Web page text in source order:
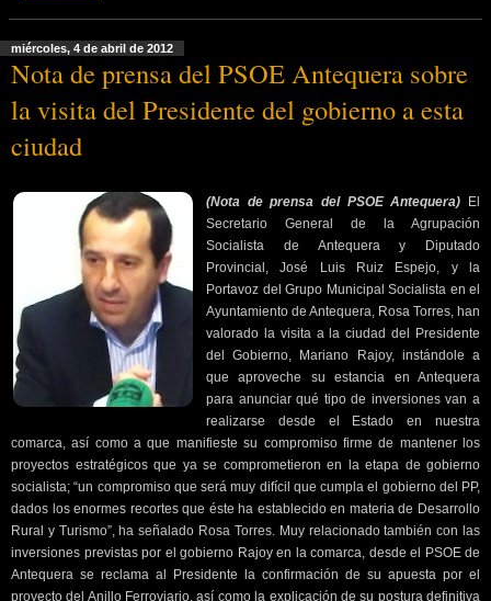
miércoles, 4 de abril de 2012
Nota de prensa del PSOE Antequera sobre
la visita del Presidente del gobierno a esta
ciudad
(Nota de prensa del PSOE Antequera) El
Secretario General de la Agrupación
Socialista de Antequera y Diputado
Provincial, José Luis Ruiz Espejo, y la
Portavoz del Grupo Municipal Socialista en el
Ayuntamiento de Antequera, Rosa Torres, han
valorado la visita a la ciudad del Presidente
del Gobierno, Mariano Rajoy, instándole a
que aproveche su estancia en Antequera
para anunciar qué tipo de inversiones van a
realizarse desde el Estado en nuestra
comarca, así como a que manifieste su compromiso firme de mantener los
proyectos estratégicos que ya se comprometieron en la etapa de gobierno
socialista; “un compromiso que será muy difícil que cumpla el gobierno del PP,
dados los enormes recortes que éste ha establecido en materia de Desarrollo
Rural y Turismo”, ha señalado Rosa Torres. Muy relacionado también con las
inversiones previstas por el gobierno Rajoy en la comarca, desde el PSOE de
Antequera se reclama al Presidente la confirmación de su apuesta por el
proyecto del Anillo Ferroviario, así como la explicación de su postura definitiva